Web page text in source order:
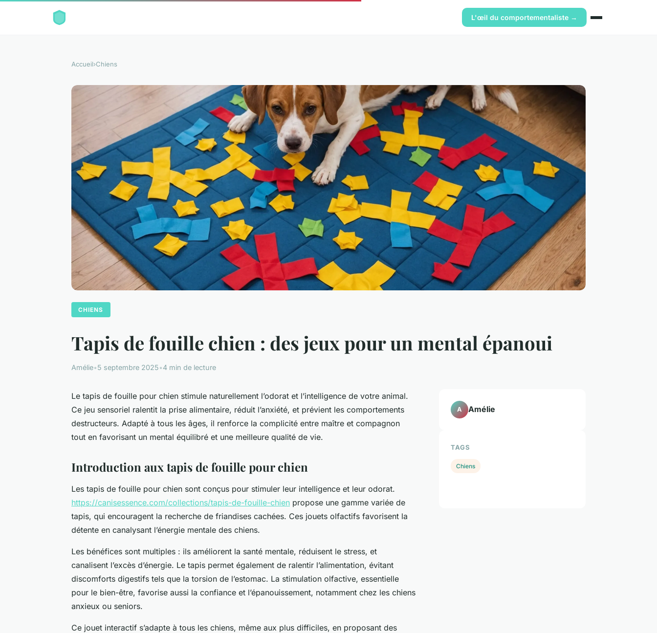
L'œil du comportementaliste →
Accueil›Chiens
CHIENS
Tapis de fouille chien : des jeux pour un mental épanoui
Amélie•5 septembre 2025•4 min de lecture
Le tapis de fouille pour chien stimule naturellement l’odorat et l’intelligence de votre animal.
Ce jeu sensoriel ralentit la prise alimentaire, réduit l’anxiété, et prévient les comportements
destructeurs. Adapté à tous les âges, il renforce la complicité entre maître et compagnon
tout en favorisant un mental équilibré et une meilleure qualité de vie.
Introduction aux tapis de fouille pour chien
Les tapis de fouille pour chien sont conçus pour stimuler leur intelligence et leur odorat.
https://canisessence.com/collections/tapis-de-fouille-chien propose une gamme variée de
tapis, qui encouragent la recherche de friandises cachées. Ces jouets olfactifs favorisent la
détente en canalysant l’énergie mentale des chiens.
Les bénéfices sont multiples : ils améliorent la santé mentale, réduisent le stress, et
canalisent l’excès d’énergie. Le tapis permet également de ralentir l’alimentation, évitant
discomforts digestifs tels que la torsion de l’estomac. La stimulation olfactive, essentielle
pour le bien-être, favorise aussi la confiance et l’épanouissement, notamment chez les chiens
anxieux ou seniors.
Ce jouet interactif s’adapte à tous les chiens, même aux plus difficiles, en proposant des
A Amélie
TAGS
Chiens